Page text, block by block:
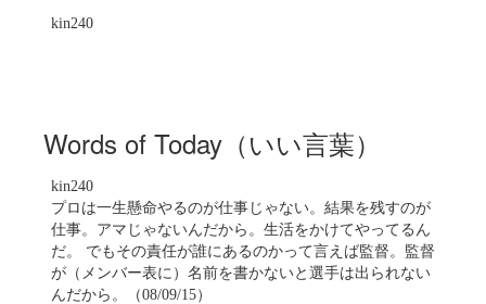
kin240
Words of Today（いい言葉）
kin240
プロは一生懸命やるのが仕事じゃない。結果を残すのが
仕事。アマじゃないんだから。生活をかけてやってるん
だ。 でもその責任が誰にあるのかって言えば監督。監督
が（メンバー表に）名前を書かないと選手は出られない
んだから。（08/09/15）